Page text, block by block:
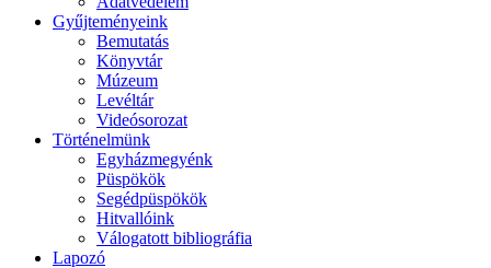
Gyűjteményeink
Bemutatás
Könyvtár
Múzeum
Levéltár
Videósorozat
Történelmünk
Egyházmegyénk
Püspökök
Segédpüspökök
Hitvallóink
Válogatott bibliográfia
Lapozó